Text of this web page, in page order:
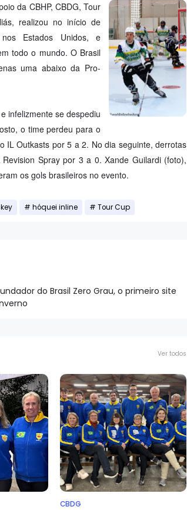
da CBHP, CBDG, Tour
realizou no início de
Estados Unidos, e
todo o mundo. O Brasil
uma abaixo da Pro-
infelizmente se despediu
o time perdeu para o
IL Outkasts por 5 a 2. No dia seguinte, derrotas
Spray por 3 a 0. Xande Guilardi (foto),
os gols brasileiros no evento.
hóquei inline Tour Cup
do Brasil Zero Grau, o primeiro site
Ver todos
CBDG